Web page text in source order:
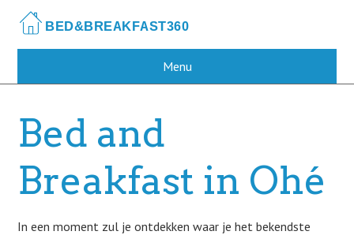
main
Menu
Bed and
Breakfast in Ohé
In een moment zul je ontdekken waar je het bekendste